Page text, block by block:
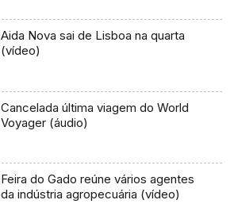
Aida Nova sai de Lisboa na quarta
(vídeo)
Cancelada última viagem do World
Voyager (áudio)
Feira do Gado reúne vários agentes
da indústria agropecuária (vídeo)